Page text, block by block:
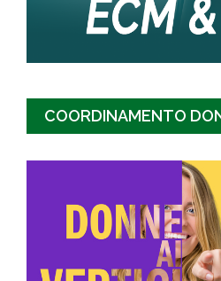
COORDINAMENTO